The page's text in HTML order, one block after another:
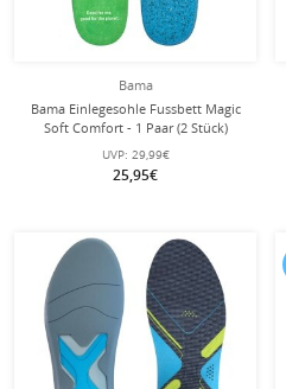
Bama
Bama Einlegesohle Fussbett Magic
Soft Comfort - 1 Paar (2 Stück)
UVP: 29,99€
25,95€